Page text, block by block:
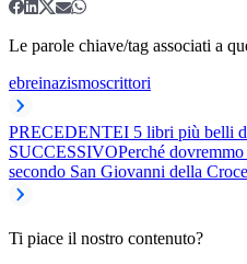
Le parole chiave/tag associati a
ebreinazismoscrittori
PRECEDENTEI 5 libri più belli
SUCCESSIVOPerché
secondo San Giovanni della Croce
Ti piace il nostro contenuto?